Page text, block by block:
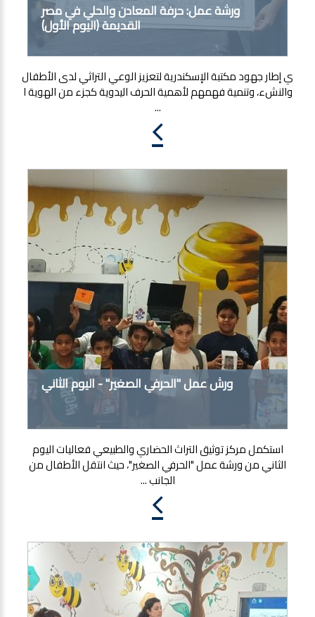
ورشة عمل: حرفة المعادن والحلي في مصر
القديمة (اليوم الأول)
ي إطار جهود مكتبة الإسكندرية لتعزيز الوعي التراثي لدى الأطفال
والنشء، وتنمية فهمهم لأهمية الحرف اليدوية كجزء من الهوية ا
...
ورش عمل "الحرفي الصغير" - اليوم الثاني
استكمل مركز توثيق التراث الحضاري والطبيعي فعاليات اليوم
الثاني من ورشة عمل "الحرفي الصغير"، حيث انتقل الأطفال من
الجانب ...